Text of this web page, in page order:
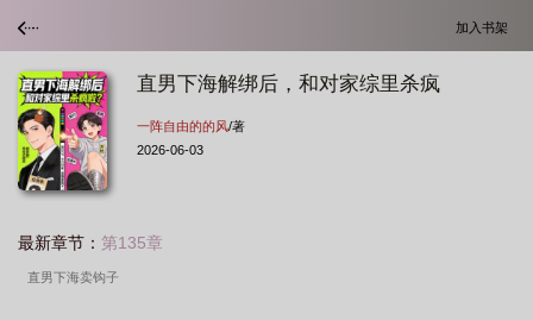
加入书架
直男下海解绑后，和对家综里杀疯
一阵自由的的风/著
2026-06-03
最新章节： 第135章
直男下海卖钩子